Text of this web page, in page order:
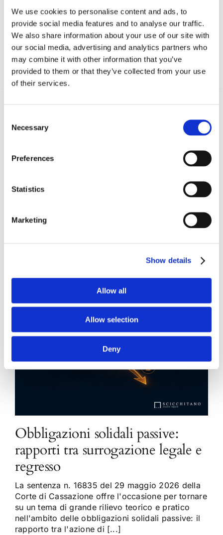
We use cookies to personalise content and ads, to
provide social media features and to analyse our traffic.
We also share information about your use of our site with
our social media, advertising and analytics partners who
may combine it with other information that you’ve
provided to them or that they’ve collected from your use
of their services.
Selection
Necessary
Preferences
Statistics
Marketing
Show details
Allow all
Allow selection
Deny
Recent posts
24 Luglio 2026
Obbligazioni solidali passive:
rapporti tra surrogazione legale e
regresso
La sentenza n. 16835 del 29 maggio 2026 della
Corte di Cassazione offre l'occasione per tornare
su un tema di grande rilievo teorico e pratico
nell'ambito delle obbligazioni solidali passive: il
rapporto tra l'azione di [...]